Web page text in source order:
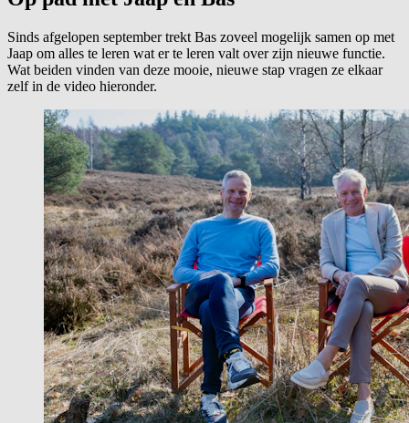
Sinds afgelopen september trekt Bas zoveel mogelijk samen op met
Jaap om alles te leren wat er te leren valt over zijn nieuwe functie.
Wat beiden vinden van deze mooie, nieuwe stap vragen ze elkaar
zelf in de video hieronder.